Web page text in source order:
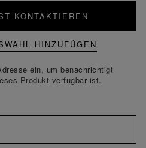
KONTAKTIEREN
HINZUFÜGEN
ein, um benachrichtigt
Produkt verfügbar ist.